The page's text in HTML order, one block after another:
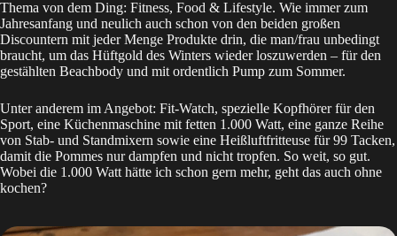
Thema von dem Ding: Fitness, Food & Lifestyle. Wie immer zum
Jahresanfang und neulich auch schon von den beiden großen
Discountern mit jeder Menge Produkte drin, die man/frau unbedingt
braucht, um das Hüftgold des Winters wieder loszuwerden – für den
gestählten Beachbody und mit ordentlich Pump zum Sommer.
Unter anderem im Angebot: Fit-Watch, spezielle Kopfhörer für den
Sport, eine Küchenmaschine mit fetten 1.000 Watt, eine ganze Reihe
von Stab- und Standmixern sowie eine Heißluftfritteuse für 99 Tacken,
damit die Pommes nur dampfen und nicht tropfen. So weit, so gut.
Wobei die 1.000 Watt hätte ich schon gern mehr, geht das auch ohne
kochen?